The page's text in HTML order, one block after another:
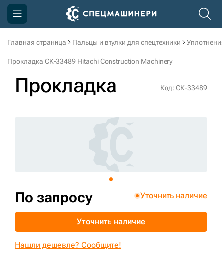
Главная страница Пальцы и втулки для спецтехники
Прокладка СК-33489 Hitachi Construction Machinery
Прокладка Код: СК-33489
По запросу Уточнить наличие
Уточнить наличие
Нашли дешевле? Сообщите!
Компания
Доставка и оплата
+7 (499) 394-50-93